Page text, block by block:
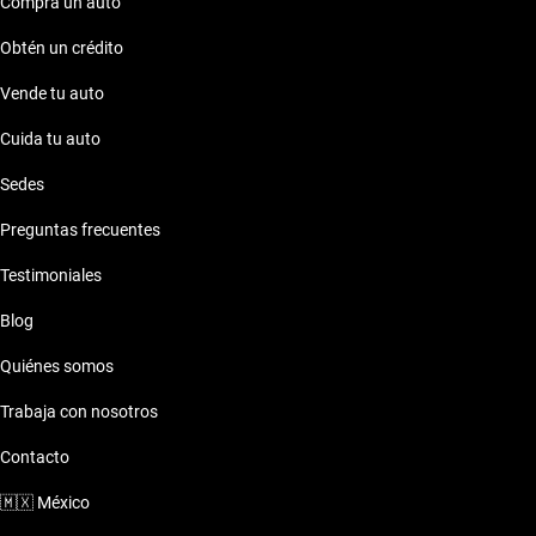
Obtén un crédito
Vende tu auto
Cuida tu auto
Sedes
Preguntas frecuentes
Testimoniales
Blog
Quiénes somos
Trabaja con nosotros
Contacto
🇲🇽 México